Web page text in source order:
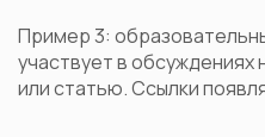
Пример 3:
участвует в
или статью. Ссылки